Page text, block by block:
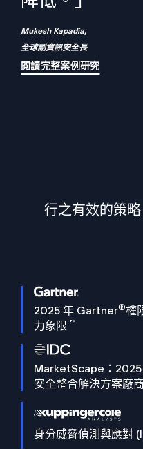
Mukesh Kapadia,
全球副資訊安全長
閱讀完整案例研究
行之有效的策略
2025 年 Gartner®權
力象限 ™
MarketScape：2025
安全整合解決方案廠
身分威脅偵測與應對